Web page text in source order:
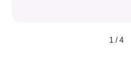
1 / 4